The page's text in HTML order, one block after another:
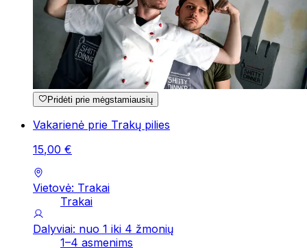
Pridėti prie mėgstamiausių
Vakarienė prie Trakų pilies
15,00 €
Vietovė: Trakai
Trakai
Dalyviai: nuo 1 iki 4 žmonių
1–4 asmenims